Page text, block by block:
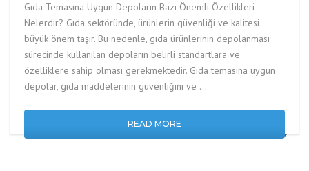
Gıda Temasına Uygun Depoların Bazı Önemli Özellikleri
Nelerdir? Gıda sektöründe, ürünlerin güvenliği ve kalitesi
büyük önem taşır. Bu nedenle, gıda ürünlerinin depolanması
sürecinde kullanılan depoların belirli standartlara ve
özelliklere sahip olması gerekmektedir. Gıda temasına uygun
depolar, gıda maddelerinin güvenliğini ve …
READ MORE